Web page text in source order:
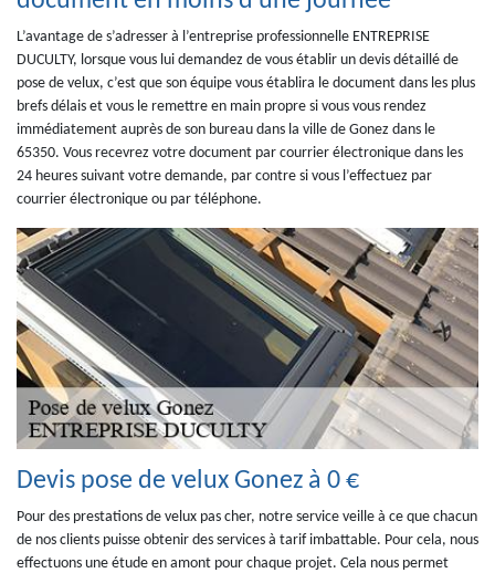
L’avantage de s’adresser à l’entreprise professionnelle ENTREPRISE
DUCULTY, lorsque vous lui demandez de vous établir un devis détaillé de
pose de velux, c’est que son équipe vous établira le document dans les plus
brefs délais et vous le remettre en main propre si vous vous rendez
immédiatement auprès de son bureau dans la ville de Gonez dans le
65350. Vous recevrez votre document par courrier électronique dans les
24 heures suivant votre demande, par contre si vous l’effectuez par
courrier électronique ou par téléphone.
Devis pose de velux Gonez à 0 €
Pour des prestations de velux pas cher, notre service veille à ce que chacun
de nos clients puisse obtenir des services à tarif imbattable. Pour cela, nous
effectuons une étude en amont pour chaque projet. Cela nous permet